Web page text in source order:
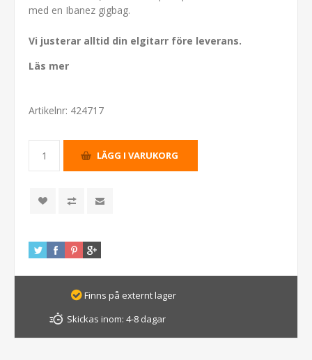
med en Ibanez gigbag.
Vi justerar alltid din elgitarr före leverans.
Läs mer
Artikelnr: 424717
Finns på externt lager
Skickas inom: 4-8 dagar